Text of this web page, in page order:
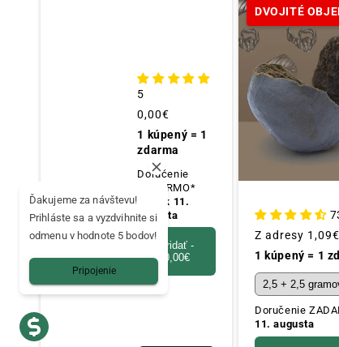
5
Obvyklá
cena
0,00€
1 kúpený = 1
zdarma
Doručenie
ZADARMO*
utorok 11.
augusta
Pridať -
0,00€
DVOJITÉ
Obvyklá
cena
Z adresy 1,09€
1 kúpený = 1
Doručenie
11. augusta
Ďakujeme za návštevu!
Prihláste sa a vyzdvihnite si
odmenu v hodnote 5 bodov!
Pripojenie